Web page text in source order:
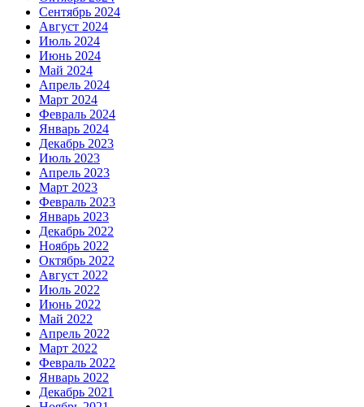
Сентябрь 2024
Август 2024
Июль 2024
Июнь 2024
Май 2024
Апрель 2024
Март 2024
Февраль 2024
Январь 2024
Декабрь 2023
Июль 2023
Апрель 2023
Март 2023
Февраль 2023
Январь 2023
Декабрь 2022
Ноябрь 2022
Октябрь 2022
Август 2022
Июль 2022
Июнь 2022
Май 2022
Апрель 2022
Март 2022
Февраль 2022
Январь 2022
Декабрь 2021